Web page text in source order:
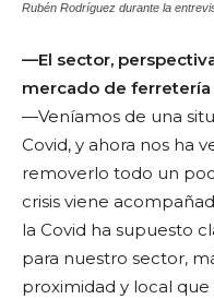
Rubén Rodríguez durante la
—El sector,
mercado de ferretería
—Veníamos de una
Covid, y ahora nos ha
removerlo todo un
crisis viene
la Covid ha supuesto
para nuestro sector,
proximidad y local